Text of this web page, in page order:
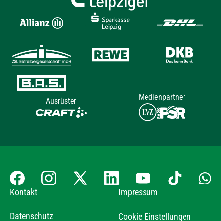
Ausrüster Medienpartner
Kontakt Impressum
Datenschutz Cookie Einstellungen